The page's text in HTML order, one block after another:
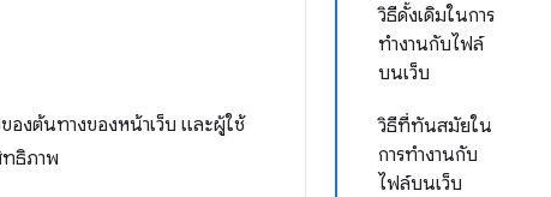
วิธีดั้งเดิมในการ
ทำงานกับไฟล์
บนเว็บ
วิธีที่ทันสมัยใน
การทำงานกับ
ไฟล์บนเว็บ
องต้นทางของหน้าเว็บ และผู้ใช้
ทธิภาพ